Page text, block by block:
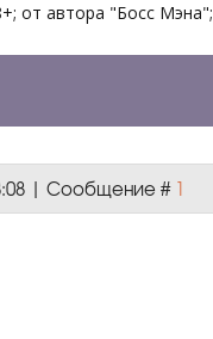
от автора "Босс Мэна";
| Сообщение # 1